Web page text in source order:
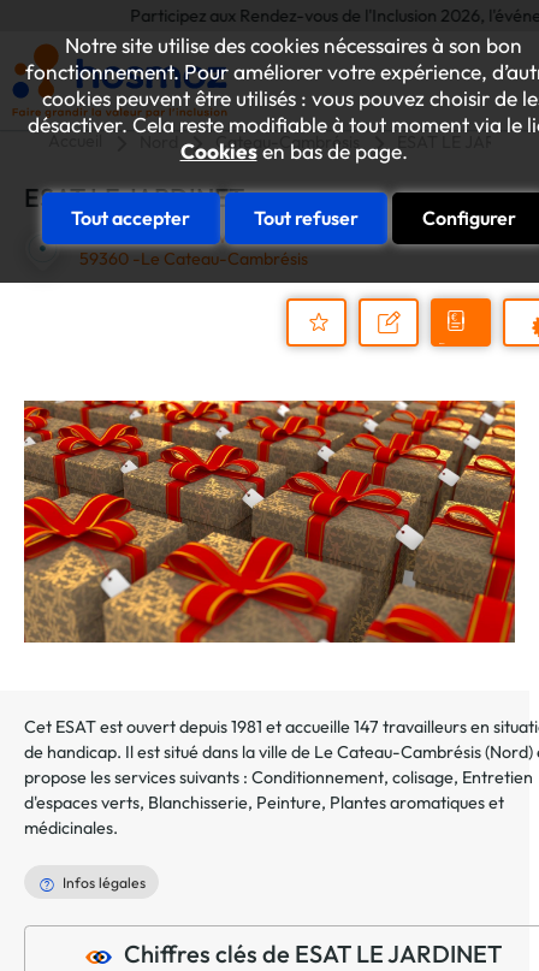
Notre site utilise des cookies nécessaires à son bon
fonctionnement. Pour améliorer votre expérience,
cookies peuvent être utilisés : vous pouvez choisir de
désactiver. Cela reste modifiable à tout moment via le
Cookiesen bas de page.
Tout accepter Tout refuser Configurer
Participez aux Rendez-vous de l'Inclusion 2026,
Accueil Cateau-Cambrésis
ESAT LE JARDINET
AVENUE SIMONE VEIL
59360 -Le Cateau-Cambrésis
au
dossier
Nous
Demander
Cet ESAT est ouvert depuis 1981 et accueille 147 travailleurs en
de handicap. Il est situé dans la ville de Le Cateau-Cambrésis(Nord)
propose les services suivants : Conditionnement, colisage, Entretien
d'espaces verts, Blanchisserie, Peinture, Plantes aromatiques et
médicinales.
Infos légales
Chiffres clés de ESAT LE JARDINET